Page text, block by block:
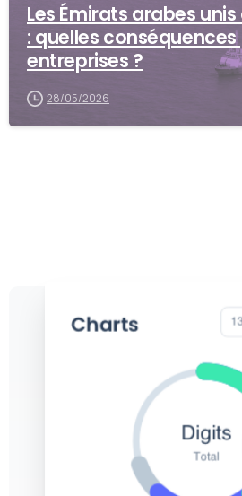
Les Émirats arabes unis
: quelles conséquences
entreprises ?
28/05/2026